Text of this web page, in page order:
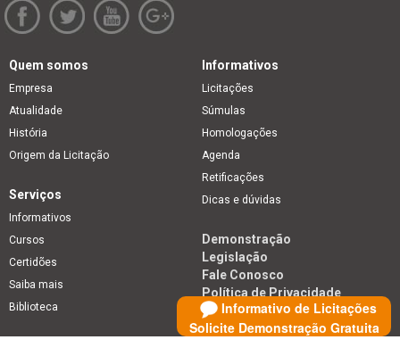
Informativo de Licitações
Solicite Demonstração Gratuita
Quem somos
Empresa
Atualidade
História
Origem da Licitação
Informativos
Licitações
Súmulas
Homologações
Agenda
Retificações
Dicas e dúvidas
Serviços
Informativos
Cursos
Certidões
Saiba mais
Biblioteca
Demonstração
Legislação
Fale Conosco
Política de Privacidade